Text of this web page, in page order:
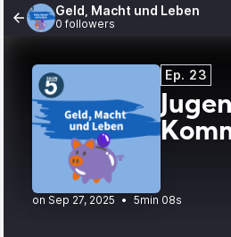
Geld, Macht und Leben
0 followers
Ep. 23
• 5min 08s